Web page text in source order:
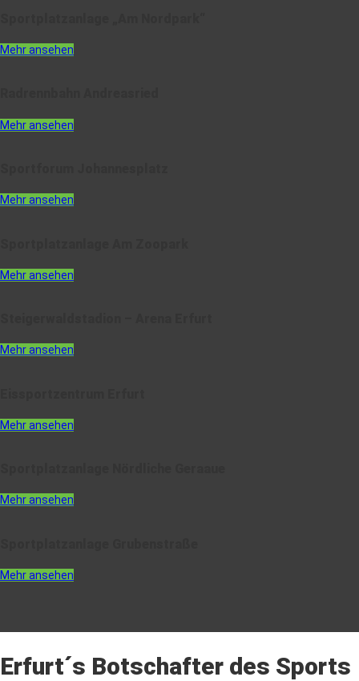
Mehr ansehen
Mehr ansehen
Mehr ansehen
Mehr ansehen
Mehr ansehen
Mehr ansehen
Mehr ansehen
Mehr ansehen
Erfurt´s Botschafter des Sports